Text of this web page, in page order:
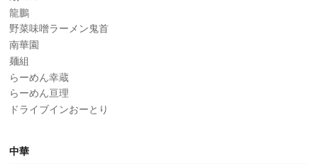
龍鵬
野菜味噌ラーメン鬼首
南華園
麺組
らーめん幸蔵
らーめん亘理
ドライブインおーとり
中華